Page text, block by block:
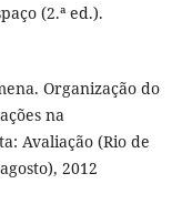
(2.ª ed.).
Organização do
na
Avaliação (Rio de
2012